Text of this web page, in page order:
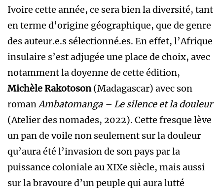
Ivoire cette année, ce sera bien la diversité, tant
en terme d’origine géographique, que de genre
des auteur.e.s sélectionné.es. En effet, l’Afrique
insulaire s’est adjugée une place de choix, avec
notamment la doyenne de cette édition,
Michèle Rakotoson(Madagascar) avec son
romanAmbatomanga – Le silence et la douleur
(Atelier des nomades, 2022). Cette fresque lève
un pan de voile non seulement sur la douleur
qu’aura été l’invasion de son pays par la
puissance coloniale au XIXe siècle, mais aussi
sur la bravoure d’un peuple qui aura lutté